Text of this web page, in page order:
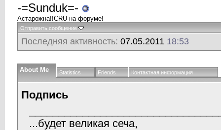
-=Sunduk=-
Астарожна!!CRU на форуме!
Отправить сообщение
Последняя активность: 07.05.2011 18:53
About Me Statistics Friends Контактная информация
Подпись
...будет великая сеча,